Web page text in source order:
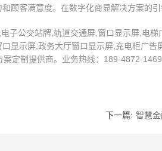
客满意度。在数字化商显解决方案的
子公交站牌,轨道交通屏,窗口显示屏,电
显示屏,政务大厅窗口显示屏,充电柜广
定制提供商。业务热线：189-4872-1469
下一篇: 智慧